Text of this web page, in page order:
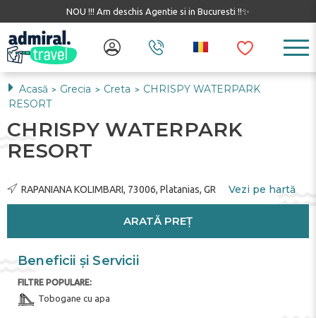
NOU !!! Am deschis Agentie si in Bucuresti !!✨
Acasă > Grecia > Creta > CHRISPY WATERPARK
RESORT
CHRISPY WATERPARK
RESORT
RAPANIANA KOLIMBARI, 73006, Platanias, GR Vezi pe hartă
ARATĂ PREȚ
Beneficii și Servicii
FILTRE POPULARE:
Tobogane cu apa